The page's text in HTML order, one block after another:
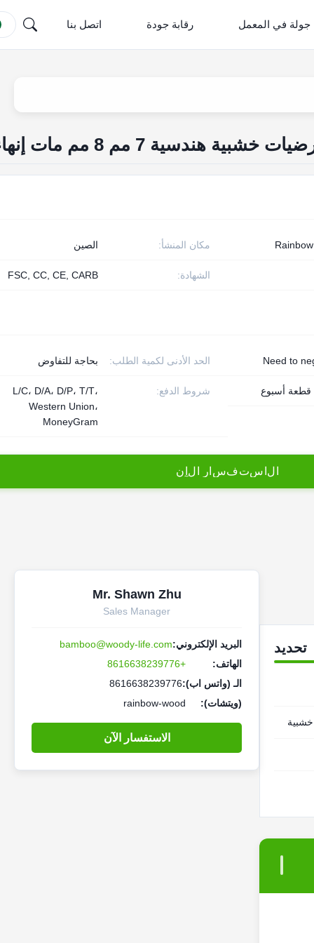
جولة في المعمل رقابة جودة اتصل بنا
هندسية 7 مم 8 مم مات إنهاء
مكان المنشأ: الصين
الشهادة: FSC, CC, CE, CARB
الحد الأدنى لكمية الطلب: بحاجة للتفاوض Need to
شروط الدفع:
L/C، D/A، D/P، T/T،
Western Union،
MoneyGram
ل ستفس ر ل ن
تحديد
Mr. Shawn Zhu
Sales Manager
البريد الإلكتروني:bamboo@woody-life.com
الهاتف:
+8616638239776
الـ (واتس اب):8616638239776
(ويتشات):
rainbow-wood
الاستفسار الآن